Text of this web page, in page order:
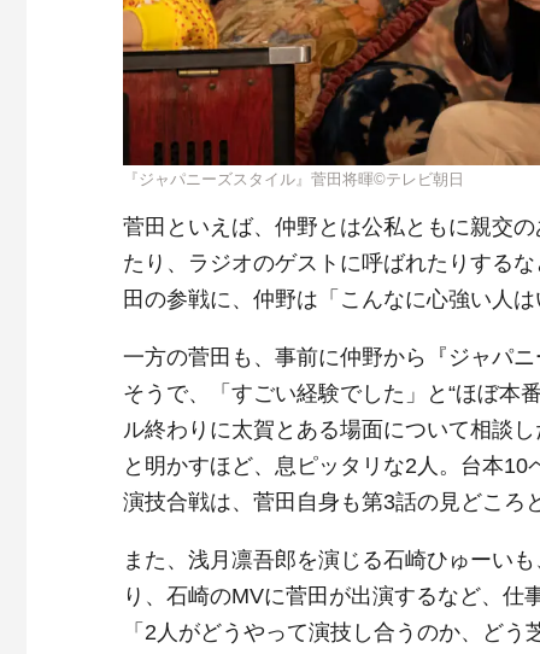
『ジャパニーズスタイル』菅田将暉©テレビ朝日
菅田といえば、仲野とは公私ともに親交
たり、ラジオのゲストに呼ばれたりする
田の参戦に、仲野は「こんなに心強い人
一方の菅田も、事前に仲野から『ジャパ
そうで、「すごい経験でした」と“ほぼ本
ル終わりに太賀とある場面について相談
と明かすほど、息ピッタリな2人。台本
演技合戦は、菅田自身も第3話の見どころ
また、浅月凛吾郎を演じる石崎ひゅーい
り、石崎のMVに菅田が出演するなど、
「2人がどうやって演技し合うのか、ど